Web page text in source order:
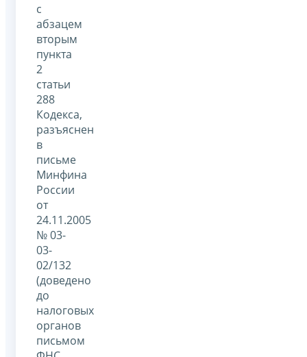
с
абзацем
вторым
пункта
2
статьи
288
Кодекса,
разъяснен
в
письме
Минфина
России
от
24.11.2005
№ 03-
03-
02/132
(доведено
до
налоговых
органов
письмом